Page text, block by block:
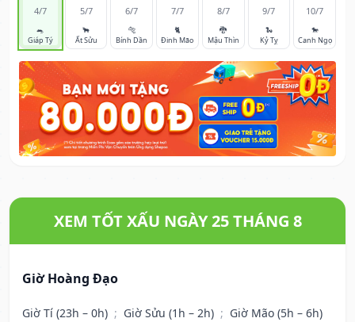
4/7
🐀
Giáp Tý
5/7
🐂
Ất Sửu
6/7
🐅
Bính Dần
7/7
🐈
Đinh Mão
8/7
🐉
Mậu Thìn
9/7
🐍
Kỷ Tỵ
10/7
🐎
Canh Ngọ
XEM TỐT XẤU NGÀY 25 THÁNG 8
Giờ Hoàng Đạo
Giờ Tí (23h – 0h) ; Giờ Sửu (1h – 2h) ; Giờ Mão (5h – 6h)